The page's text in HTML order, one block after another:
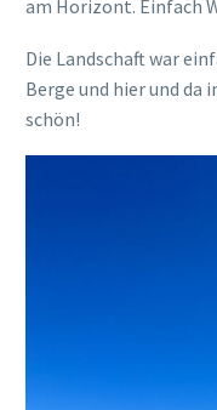
am Horizont. Einfach
Die Landschaft war
Berge und hier und da
schön!